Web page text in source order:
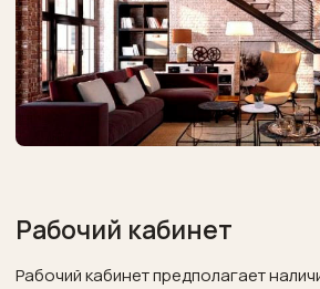
Рабочий кабинет
Рабочий кабинет предполагает